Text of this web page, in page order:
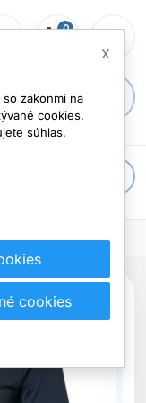
shopping_cart
0
Početmenu
x
zákonmi na
cookies.
súhlas.
cookies